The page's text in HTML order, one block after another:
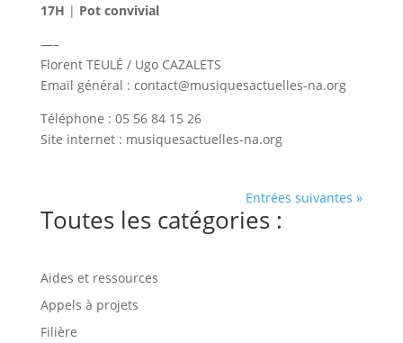
17H | Pot convivial
—–
Florent TEULÉ / Ugo CAZALETS
Email général : contact@musiquesactuelles-na.org
Téléphone : 05 56 84 15 26
Site internet : musiquesactuelles-na.org
Entrées suivantes »
Toutes les catégories :
Aides et ressources
Appels à projets
Filière